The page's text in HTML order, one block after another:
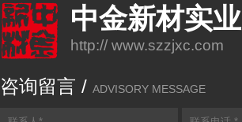
中金新材实业
http:// www.szzjxc.com
咨询留言 / ADVISORY MESSAGE